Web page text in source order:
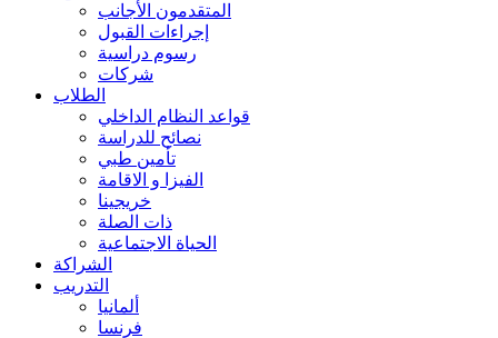
المتقدمون الأجانب
إجراءات القبول
رسوم دراسية
شركات
الطلاب
قواعد النظام الداخلي
نصائح للدراسة
تأمين طبي
الفيزا و الاقامة
خريجينا
ذات الصلة
الحياة الاجتماعية
الشراكة
التدريب
ألمانيا
فرنسا